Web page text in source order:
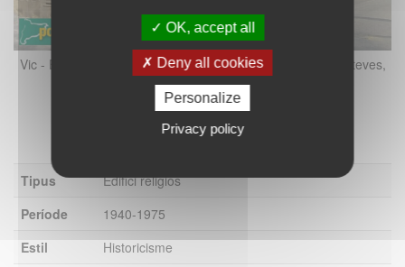
Vic - Església de Sant Antoni Maria Claret (Foto: Albert Esteves,
2022)
Tipus
Edifici religiós
Període
1940-1975
Estil
Historicisme
OK, accept all
Deny all cookies
Personalize
Privacy policy